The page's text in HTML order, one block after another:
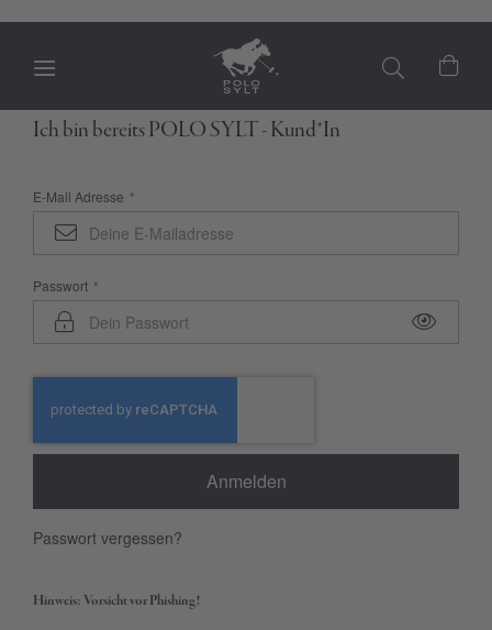
Ich bin bereits POLO SYLT - Kund*In
E-Mail Adresse
Passwort
Anmelden
Passwort vergessen?
Hinweis: Vorsicht vor Phishing!